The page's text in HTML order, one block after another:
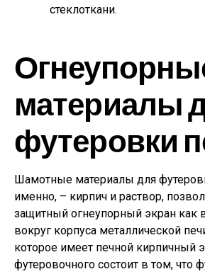
стеклоткани.
материалы
футеровки
Шамотные материалы для
именно, – кирпич и раствор,
защитный огнеупорный экран как
вокруг корпуса металлической
которое имеет печной кирпичный
футеровочного состоит в том, что